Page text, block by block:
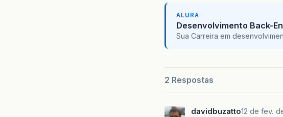
ALURA
Desenvolvimento Back-
Sua Carreira em
2 Respostas
davidbuzatto12 de fev.